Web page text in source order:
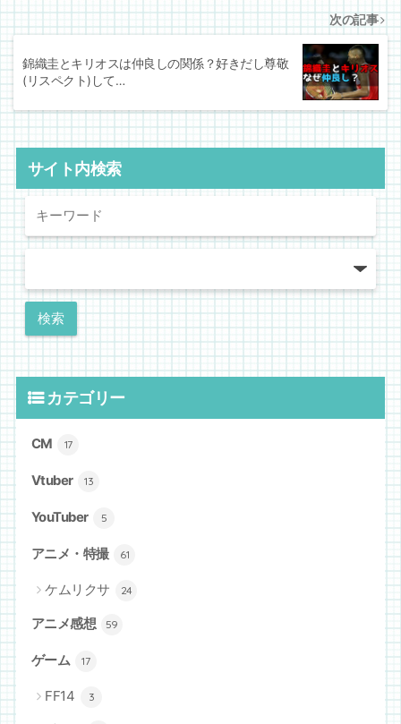
次の記事
錦織圭とキリオスは仲良しの関係？好きだし尊敬
(リスペクト)して…
サイト内検索
カテゴリー
CM 17
Vtuber 13
YouTuber 5
アニメ・特撮 61
ケムリクサ 24
アニメ感想 59
ゲーム 17
FF14 3